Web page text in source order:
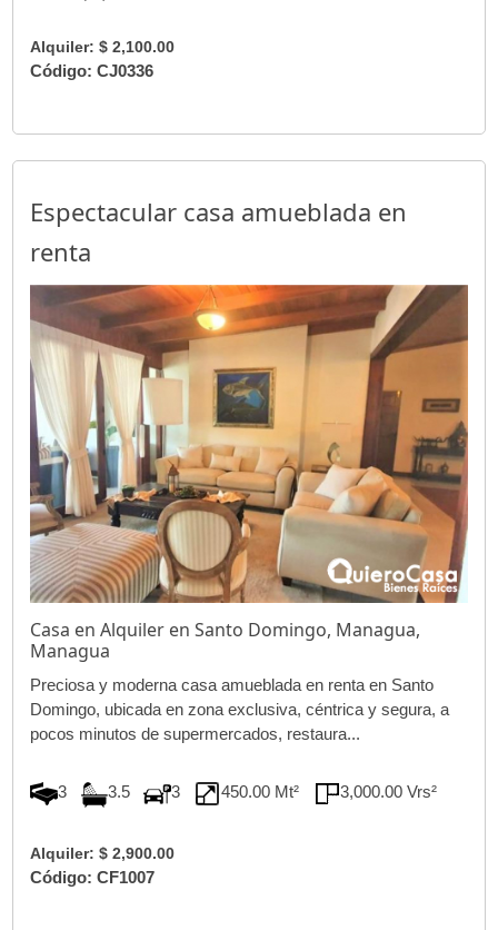
Alquiler: $ 2,100.00
Código: CJ0336
Espectacular casa amueblada en
renta
Casa en Alquiler en Santo Domingo, Managua,
Managua
Preciosa y moderna casa amueblada en renta en Santo
Domingo, ubicada en zona exclusiva, céntrica y segura, a
pocos minutos de supermercados, restaura...
3 3.5 3 450.00 Mt² 3,000.00 Vrs²
Alquiler: $ 2,900.00
Código: CF1007